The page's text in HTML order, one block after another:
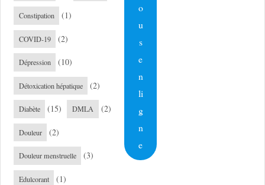
Constipation (1)
COVID-19 (2)
Dépression (10)
Détoxication hépatique (2)
Diabète (15) DMLA (2)
Douleur (2)
Douleur menstruelle (3)
Edulcorant (1)
o
u
s
e
n
li
g
n
e